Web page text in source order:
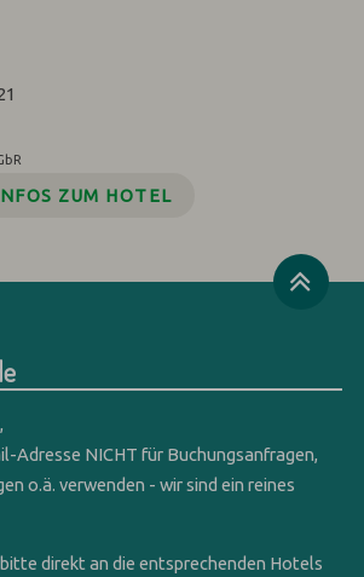
ZUM HOTEL
Adresse NICHT für Buchungsanfragen,
o.ä. verwenden - wir sind ein reines
direkt an die entsprechenden Hotels